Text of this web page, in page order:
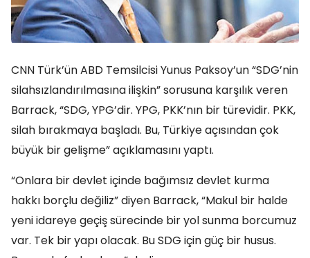
CNN Türk’ün ABD Temsilcisi Yunus Paksoy’un “SDG’nin
silahsızlandırılmasına ilişkin” sorusuna karşılık veren
Barrack, “SDG, YPG’dir. YPG, PKK’nın bir türevidir. PKK,
silah bırakmaya başladı. Bu, Türkiye açısından çok
büyük bir gelişme” açıklamasını yaptı.
“Onlara bir devlet içinde bağımsız devlet kurma
hakkı borçlu değiliz” diyen Barrack, “Makul bir halde
yeni idareye geçiş sürecinde bir yol sunma borcumuz
var. Tek bir yapı olacak. Bu SDG için güç bir husus.